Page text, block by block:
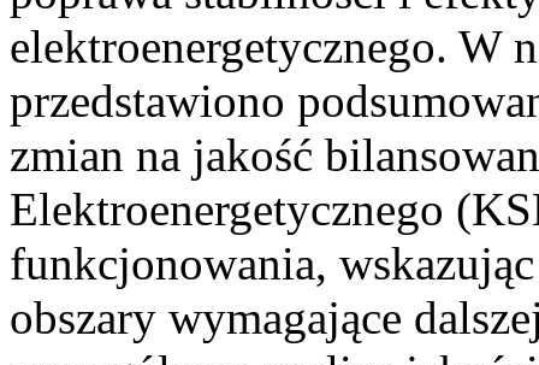
elektroenergetycznego. W
przedstawiono
zmian na jakość
Elektroenergetycznego
funkcjonowania,
obszary wymagające